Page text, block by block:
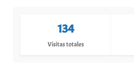
134
Visitas totales